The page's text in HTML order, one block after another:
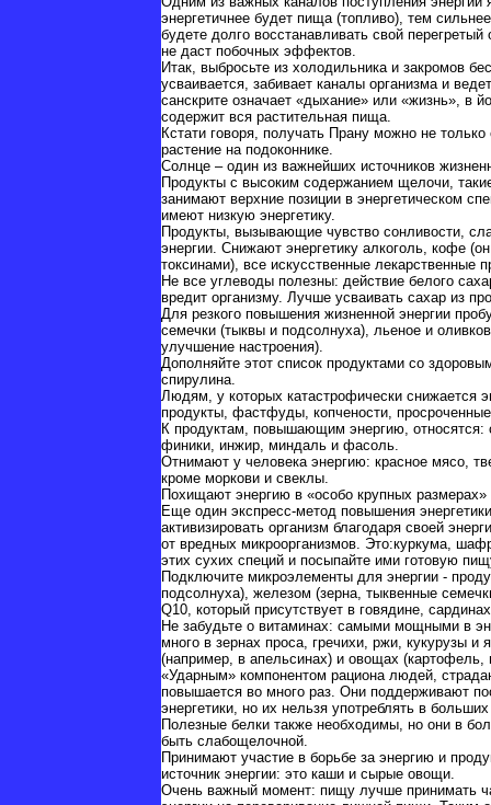
энергетичнее будет пища (топливо), тем
будете долго восстанавливать свой
не даст побочных эффектов.
Итак, выбросьте из холодильника и закромов
усваивается, забивает каналы организма и
санскрите означает «дыхание» или «жизнь», в
содержит вся растительная пища.
Кстати говоря, получать Прану можно не
растение на подоконнике.
Солнце – один из важнейших источников
Продукты с высоким содержанием щелочи,
занимают верхние позиции в энергетическом
имеют низкую энергетику.
Продукты, вызывающие чувство сонливости,
энергии. Снижают энергетику алкоголь, кофе
токсинами), все искусственные лекарственные
Не все углеводы полезны: действие белого
вредит организму. Лучше усваивать сахар из
Для резкого повышения жизненной энергии
семечки (тыквы и подсолнуха), льеное и
улучшение настроения).
Дополняйте этот список продуктами со
спирулина.
Людям, у которых катастрофически снижается
продукты, фастфуды, копчености,
К продуктам, повышающим энергию,
финики, инжир, миндаль и фасоль.
Отнимают у человека энергию: красное мясо,
кроме моркови и свеклы.
Похищают энергию в «особо крупных
Еще один экспресс-метод повышения
активизировать организм благодаря своей
от вредных микроорганизмов. Это:куркума,
этих сухих специй и посыпайте ими готовую
Подключите микроэлементы для энергии -
подсолнуха), железом (зерна, тыквенные
Q10, который присутствует в говядине,
Не забудьте о витаминах: самыми мощными в
много в зернах проса, гречихи, ржи, кукурузы
(например, в апельсинах) и овощах (картофель,
«Ударным» компонентом рациона людей,
повышается во много раз. Они поддерживают
энергетики, но их нельзя употреблять в
Полезные белки также необходимы, но они в
быть слабощелочной.
Принимают участие в борьбе за энергию и
источник энергии: это каши и сырые овощи.
Очень важный момент: пищу лучше принимать